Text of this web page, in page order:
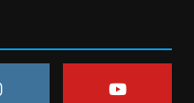
nuovo
con “Fasano in